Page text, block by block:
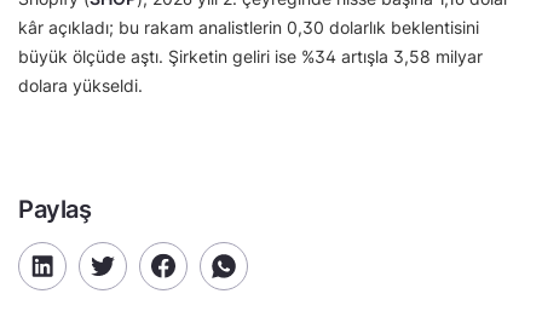
kâr açıkladı; bu rakam analistlerin 0,30 dolarlık beklentisini
büyük ölçüde aştı. Şirketin geliri ise %34 artışla 3,58 milyar
dolara yükseldi.
Paylaş